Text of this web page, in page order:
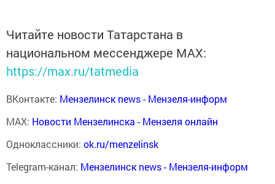
Читайте новости Татарстана в
национальном мессенджере MАХ:
https://max.ru/tatmedia
ВКонтакте: Мензелинск news - Мензеля-информ
MAX: Новости Мензелинска - Мензеля онлайн
Одноклассники: ok.ru/menzelinsk
Telegram-канал: Мензелинск news - Мензеля-информ